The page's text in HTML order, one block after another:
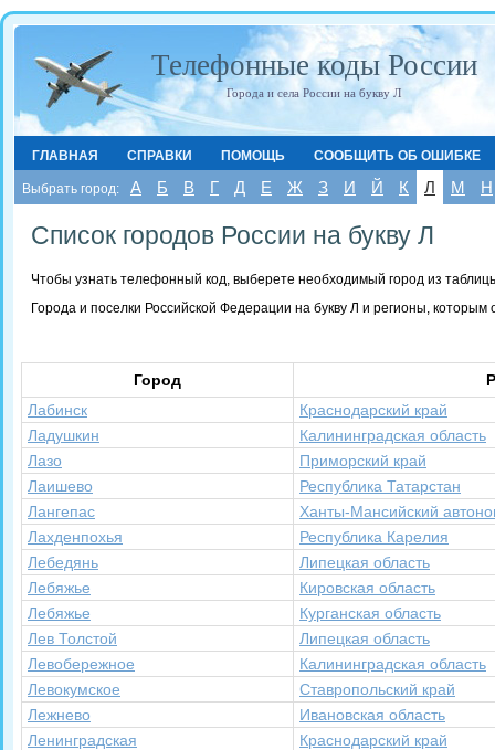
Телефонные коды России
Города и села России на букву Л
ГЛАВНАЯ СПРАВКИ ПОМОЩЬ СООБЩИТЬ ОБ ОШИБКЕ
Выбрать город: А Б В Г Д Е Ж З И Й К Л М Н
Список городов России на букву Л
Чтобы узнать телефонный код, выберете необходимый город из
Города и поселки Российской Федерации на букву Л и регионы, которым
Город
Лабинск
Краснодарский край
Ладушкин
Калининградская область
Лазо
Приморский край
Лаишево
Республика Татарстан
Лангепас
Ханты-Мансийский
Лахденпохья
Республика Карелия
Лебедянь
Липецкая область
Лебяжье
Кировская область
Лебяжье
Курганская область
Лев Толстой
Липецкая область
Левобережное
Калининградская область
Левокумское
Ставропольский край
Лежнево
Ивановская область
Ленинградская
Краснодарский край